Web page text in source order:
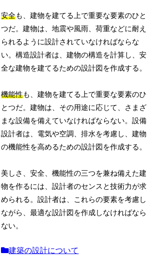
安全も、建物を建てる上で重要な要素のひと
つだ。建物は、地震や風雨、荷重などに耐え
られるように設計されていなければならな
い。構造設計者は、建物の構造を計算し、安
全な建物を建てるための設計図を作成する。
機能性も、建物を建てる上で重要な要素のひ
とつだ。建物は、その用途に応じて、さまざ
まな設備を備えていなければならない。設備
設計者は、電気や空調、排水を考慮し、建物
の機能性を高めるための設計図を作成する。
美しさ、安全、機能性の三つを兼ね備えた建
物を作るには、設計者のセンスと技術力が求
められる。設計者は、これらの要素を考慮し
ながら、最適な設計図を作成しなければなら
ない。
建築の設計について